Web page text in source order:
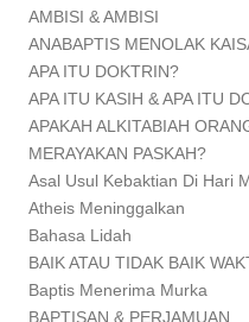
AMBISI & AMBISI
ANABAPTIS MENOLAK
APA ITU DOKTRIN?
APA ITU KASIH & APA ITU
APAKAH ALKITABIAH
MERAYAKAN PASKAH?
Asal Usul Kebaktian Di Hari
Atheis Meninggalkan
Bahasa Lidah
BAIK ATAU TIDAK BAIK
Baptis Menerima Murka
BAPTISAN & PERJAMUAN